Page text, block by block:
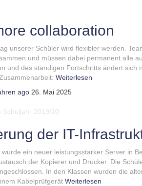
collaboration
unserer Schüler wird flexibler werden.
und müssen dabei permanent alle
und des ständigen Fortschritts ändert sich
Weiterlesen
ago 26. Mai 2025
Schuljahr 2019/20
der IT-
ein neuer leistungsstarker Server in
der Kopierer und Drucker. Die
In den Klassen wurden die
Kabelprüfgerät Weiterlesen